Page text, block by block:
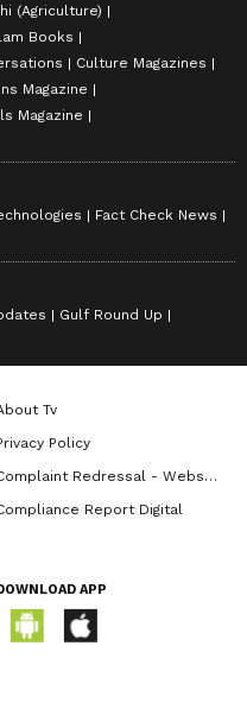
(Agriculture)
Books
Culture Magazines
Magazine
Magazine
Fact Check News
Gulf Round Up
Tv
Policy
Redressal - Website
Report Digital
APP